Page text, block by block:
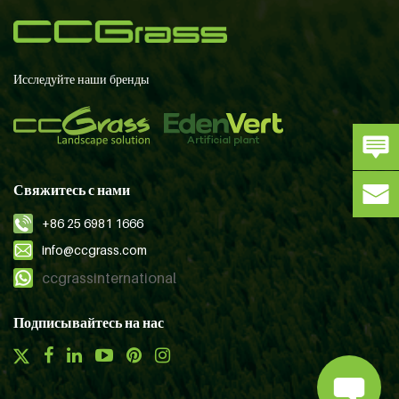
Исследуйте наши бренды
Свяжитесь с нами
+86 25 6981 1666
info@ccgrass.com
ccgrassinternational
Подписывайтесь на нас